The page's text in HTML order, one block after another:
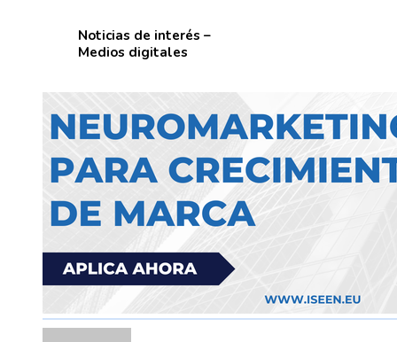
Noticias de interés –
Medios digitales